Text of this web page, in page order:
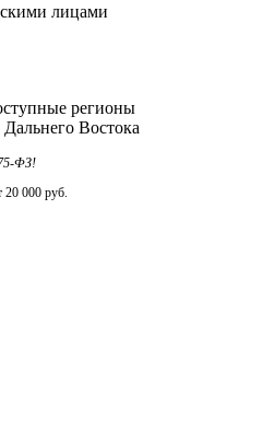
лицами
регионы
Востока
ФЗ!
000 руб.